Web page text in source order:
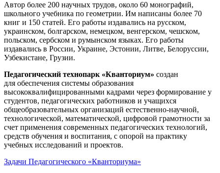
Автор более 200 научных трудов, около 60 монографий,
школьного учебника по геометрии. Им написаны более 70
книг и 150 статей. Его работы издавались на русском,
украинском, болгарском, немецком, венгерском, чешском,
польском, сербском и румынском языках. Его работы
издавались в России, Украине, Эстонии, Литве, Белоруссии,
Узбекистане, Грузии.
Педагогический технопарк «Кванториум» создан
для обеспечения системы образования
высококвалифицированными кадрами через формирование у
студентов, педагогических работников и учащихся
общеобразовательных организаций естественно-научной,
технологической, математической, цифровой грамотности за
счет применения современных педагогических технологий,
средств обучения и воспитания, с опорой на практику
учебных исследований и проектов.
Задачи Педагогического «Кванториума»